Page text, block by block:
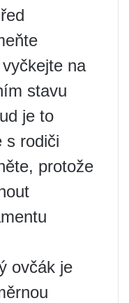
na
stavu
je to
s rodiči
protože
ovčák je